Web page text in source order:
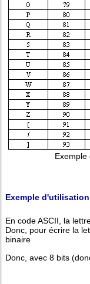
Exemple
Exemple
En code ASCII, la
Donc, pour écrire la
binaire
Donc, avec 8 bits